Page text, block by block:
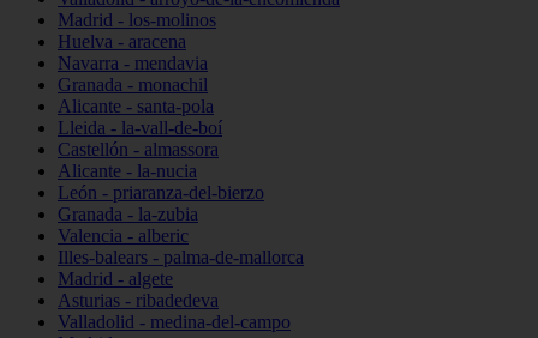
Madrid - los-molinos
Huelva - aracena
Navarra - mendavia
Granada - monachil
Alicante - santa-pola
Lleida - la-vall-de-boí
Castellón - almassora
Alicante - la-nucia
León - priaranza-del-bierzo
Granada - la-zubia
Valencia - alberic
Illes-balears - palma-de-mallorca
Madrid - algete
Asturias - ribadedeva
Valladolid - medina-del-campo